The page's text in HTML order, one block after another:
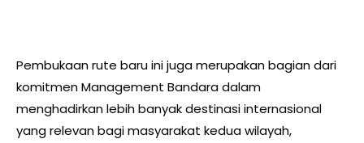
Pembukaan rute baru ini juga merupakan bagian dari
komitmen Management Bandara dalam
menghadirkan lebih banyak destinasi internasional
yang relevan bagi masyarakat kedua wilayah,